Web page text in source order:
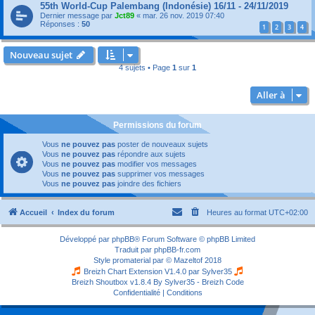
55th World-Cup Palembang (Indonésie) 16/11 - 24/11/2019
Dernier message par Jct89 « mar. 26 nov. 2019 07:40
Réponses : 50 1 2 3 4
Nouveau sujet
4 sujets • Page 1 sur 1
Aller à
Permissions du forum
Vous ne pouvez pas poster de nouveaux sujets
Vous ne pouvez pas répondre aux sujets
Vous ne pouvez pas modifier vos messages
Vous ne pouvez pas supprimer vos messages
Vous ne pouvez pas joindre des fichiers
Accueil Index du forum Heures au format UTC+02:00
Développé par phpBB® Forum Software © phpBB Limited
Traduit par phpBB-fr.com
Style promaterial par © Mazeltof 2018
Breizh Chart Extension V1.4.0 par Sylver35
Breizh Shoutbox v1.8.4 By Sylver35 - Breizh Code
Confidentialité| Conditions